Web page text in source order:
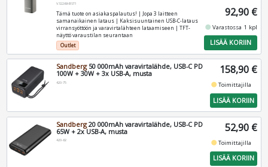
V32269-BST1
Tämä tuote on asiakaspalautus! | Jopa 3 laitteen
samanaikainen lataus | Kaksisuuntainen USB-C-lataus
virransyöttöön ja varavirtalähteen lataamiseen | TFT-
näyttö varaustilan seurantaan
Outlet
92,90 €
fiber_manual_record Varastossa 1 kpl
LISÄÄ KORIIN
Sandberg50 000mAh varavirtalähde, USB-C PD
100W + 30W + 3x USB-A, musta
420-75
158,90 €
fiber_manual_recordToimittajilla
LISÄÄ KORIIN
Sandberg20 000mAh varavirtalähde, USB-C PD
65W + 2x USB-A, musta
420-62
52,90 €
fiber_manual_recordToimittajilla
LISÄÄ KORIIN